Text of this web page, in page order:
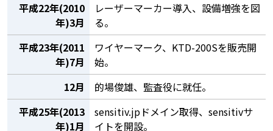
平成22年(2010
年)3月
レーザーマーカー導入、設備増強を図
る。
平成23年(2011
年)7月
ワイヤーマーク、KTD-200Sを販売開
始。
12月
的場俊雄、監査役に就任。
平成25年(2013
年)1月
sensitiv.jpドメイン取得、sensitivサ
イトを開設。